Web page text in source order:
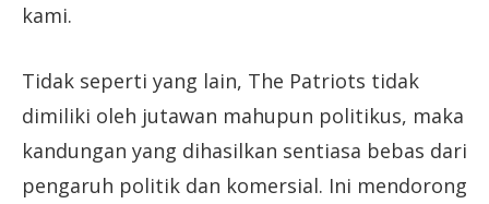
kami.
Tidak seperti yang lain, The Patriots tidak
dimiliki oleh jutawan mahupun politikus, maka
kandungan yang dihasilkan sentiasa bebas dari
pengaruh politik dan komersial. Ini mendorong